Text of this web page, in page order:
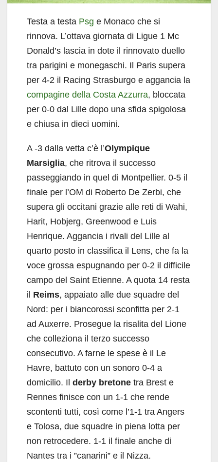
Testa a testa Psg e Monaco che si
rinnova. L’ottava giornata di Ligue 1 Mc
Donald’s lascia in dote il rinnovato duello
tra parigini e monegaschi. Il Paris supera
per 4-2 il Racing Strasburgo e aggancia la
compagine della Costa Azzurra, bloccata
per 0-0 dal Lille dopo una sfida spigolosa
e chiusa in dieci uomini.
A -3 dalla vetta c’è l’Olympique
Marsiglia, che ritrova il successo
passeggiando in quel di Montpellier. 0-5 il
finale per l’OM di Roberto De Zerbi, che
supera gli occitani grazie alle reti di Wahi,
Harit, Hobjerg, Greenwood e Luis
Henrique. Aggancia i rivali del Lille al
quarto posto in classifica il Lens, che fa la
voce grossa espugnando per 0-2 il difficile
campo del Saint Etienne. A quota 14 resta
il Reims, appaiato alle due squadre del
Nord: per i biancorossi sconfitta per 2-1
ad Auxerre. Prosegue la risalita del Lione
che colleziona il terzo successo
consecutivo. A farne le spese è il Le
Havre, battuto con un sonoro 0-4 a
domicilio. Il derby bretone tra Brest e
Rennes finisce con un 1-1 che rende
scontenti tutti, così come l’1-1 tra Angers
e Tolosa, due squadre in piena lotta per
non retrocedere. 1-1 il finale anche di
Nantes tra i ”canarini” e il Nizza.